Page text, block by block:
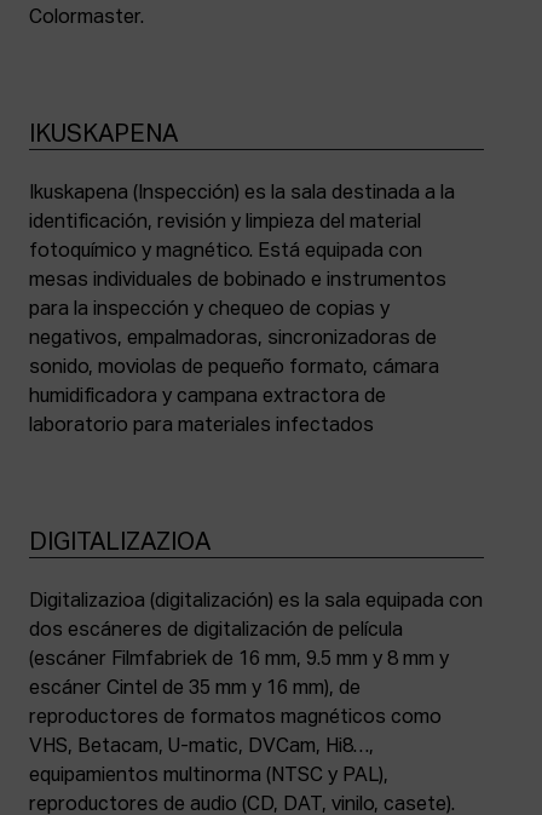
Colormaster.
IKUSKAPENA
Ikuskapena (Inspección) es la sala destinada a la
identificación, revisión y limpieza del material
fotoquímico y magnético. Está equipada con
mesas individuales de bobinado e instrumentos
para la inspección y chequeo de copias y
negativos, empalmadoras, sincronizadoras de
sonido, moviolas de pequeño formato, cámara
humidificadora y campana extractora de
laboratorio para materiales infectados
DIGITALIZAZIOA
Digitalizazioa (digitalización) es la sala equipada con
dos escáneres de digitalización de película
(escáner Filmfabriek de 16 mm, 9.5 mm y 8 mm y
escáner Cintel de 35 mm y 16 mm), de
reproductores de formatos magnéticos como
VHS, Betacam, U-matic, DVCam, Hi8…,
equipamientos multinorma (NTSC y PAL),
reproductores de audio (CD, DAT, vinilo, casete).